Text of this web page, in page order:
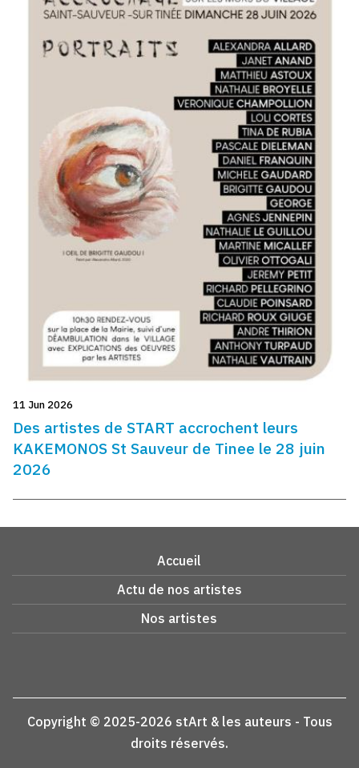
11 Jun 2026
Des artistes de START accrochent leurs
KAKEMONOS St Sauveur de Tinee le 28 juin
2026
Accueil
Actu de nos artistes
Nos artistes
Copyright © 2025-2026 stArt & les auteurs - Tous
droits réservés.